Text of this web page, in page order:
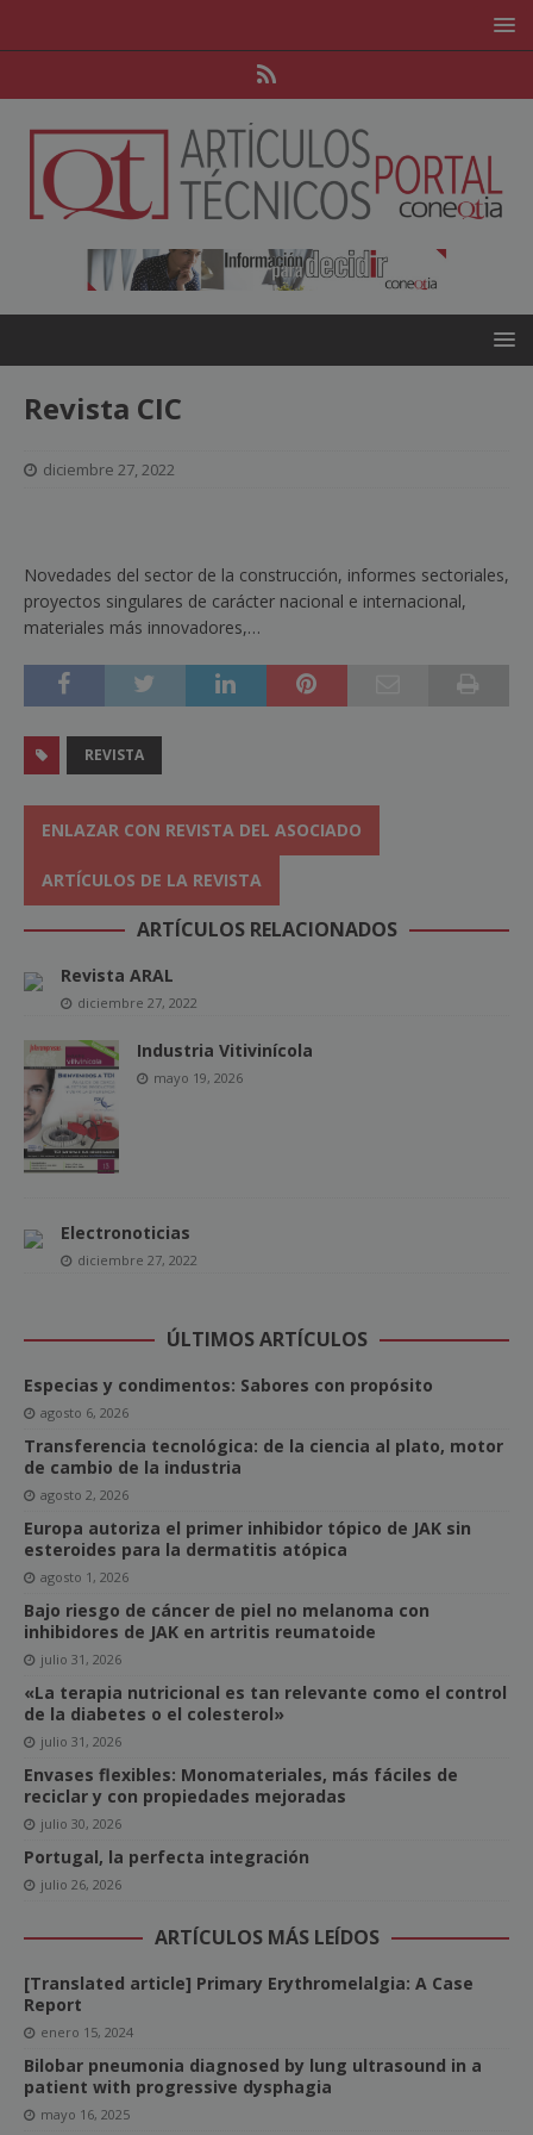
Revista CIC
diciembre 27, 2022
Novedades del sector de la construcción, informes sectoriales,
proyectos singulares de carácter nacional e internacional,
materiales más innovadores,…
REVISTA
ENLAZAR CON REVISTA DEL ASOCIADO
ARTÍCULOS DE LA REVISTA
ARTÍCULOS RELACIONADOS
Revista ARAL
diciembre 27, 2022
Industria Vitivinícola
mayo 19, 2026
Electronoticias
diciembre 27, 2022
ÚLTIMOS ARTÍCULOS
Especias y condimentos: Sabores con propósito
agosto 6, 2026
Transferencia tecnológica: de la ciencia al plato, motor
de cambio de la industria
agosto 2, 2026
Europa autoriza el primer inhibidor tópico de JAK sin
esteroides para la dermatitis atópica
agosto 1, 2026
Bajo riesgo de cáncer de piel no melanoma con
inhibidores de JAK en artritis reumatoide
julio 31, 2026
«La terapia nutricional es tan relevante como el control
de la diabetes o el colesterol»
julio 31, 2026
Envases flexibles: Monomateriales, más fáciles de
reciclar y con propiedades mejoradas
julio 30, 2026
Portugal, la perfecta integración
julio 26, 2026
ARTÍCULOS MÁS LEÍDOS
[Translated article] Primary Erythromelalgia: A Case
Report
enero 15, 2024
Bilobar pneumonia diagnosed by lung ultrasound in a
patient with progressive dysphagia
mayo 16, 2025